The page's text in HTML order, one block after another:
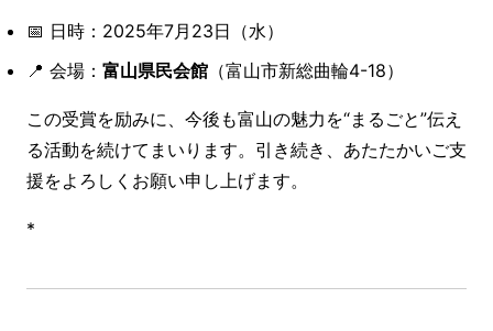
📅 日時：2025年7月23日（水）
📍 会場： 富山県民会館（富山市新総曲輪4-18）
この受賞を励みに、今後も富山の魅力を“まるごと”伝え
る活動を続けてまいります。引き続き、あたたかいご支
援をよろしくお願い申し上げます。
*